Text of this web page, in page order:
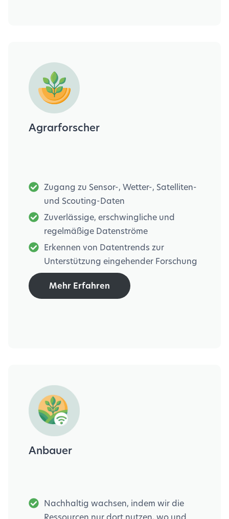
Agrarforscher
Zugang zu Sensor-, Wetter-, Satelliten-
und Scouting-Daten
Zuverlässige, erschwingliche und
regelmäßige Datenströme
Erkennen von Datentrends zur
Unterstützung eingehender Forschung
Mehr Erfahren
Anbauer
Nachhaltig wachsen, indem wir die
Ressourcen nur dort nutzen, wo und